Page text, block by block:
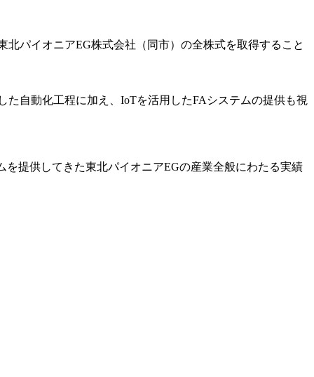
パイオニアEG株式会社（同市）の全株式を取得すること
自動化工程に加え、IoTを活用したFAシステムの提供も視
提供してきた東北パイオニアEGの産業全般にわたる実績